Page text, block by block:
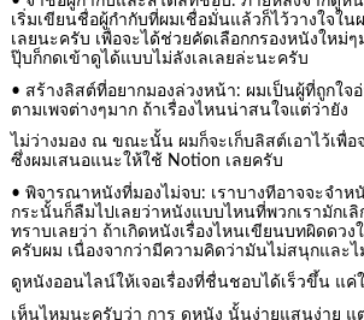
เริ่มเขียนชื่อผู้กำกับที่ผมเชื่อมั่นแล้วก็ไว้วางใจใน
เลยนะครับ เพื่อจะได้ช่วยคัดเลือกกรองหนังใหม่
ปุ๊บก็กดเข้าดูได้แบบไม่ลังเลเลยล่ะนะครับ
• สร้างลิสต์ที่อยากมองล่วงหน้า: ผมเป็นผู้ที่ถูกใจ
ตามเพจต่างๆมาก ถ้าเรื่องไหนน่าสนใจแต่ว่ายัง
ไม่ว่างมอง ณ ขณะนั้น ผมก็จะเก็บลิสต์เอาไว้เพื่อ
ซึ่งผมเสนอแนะให้ใช้ Notion เลยครับ
• พิจารณาหนังที่มองไม่จบ: เราบางทีอาจจะจำห
กระนั้นก็ลืมไปเลยว่าหนังแบบไหนที่พวกเรามักเ
ทราบเลยว่า ถ้าเกิดหนังเรื่องไหนเขียนบทผิดดวง
ครับผม เนื่องจากว่ามีความคิดว่ามันไม่สนุกและไ
ดูหนังออนไลน์ให้เจอเรื่องที่ชื่นชอบได้เร็วขึ้น แค่
เห็นไหมนะครับว่า การ ดูหนัง นั้นง่ายแสนง่าย แ